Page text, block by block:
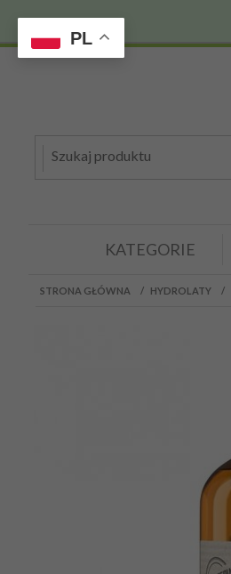
KATEGORIE
STRONA GŁÓWNA HYDROLATY
PL